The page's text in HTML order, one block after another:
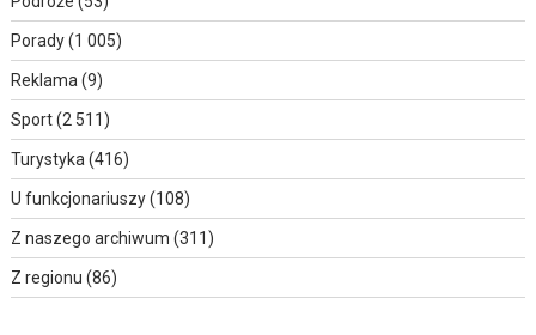
Porady(1 005)
Reklama (9)
Sport(2 511)
Turystyka (416)
U funkcjonariuszy(108)
Z naszego archiwum (311)
Z regionu (86)